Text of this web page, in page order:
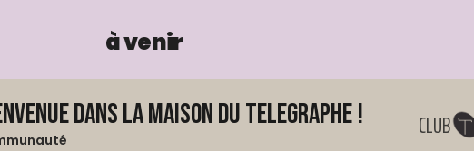
à venir
dans La Maison du Telegraphe ! CLUB